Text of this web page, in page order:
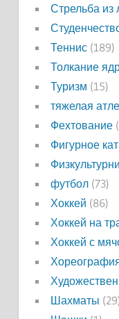
Стрельба из
Теннис(189)
Толкание
Туризм (15)
тяжелая
Фехтование
Фигурное
футбол(73)
Хоккей (86)
Хоккей на
Хоккей с
Шахматы